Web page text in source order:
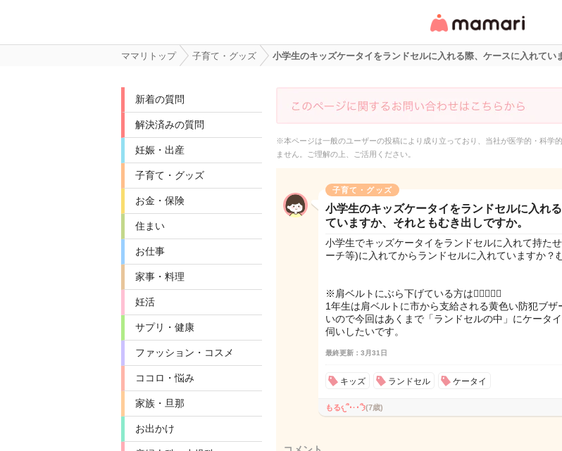
リ・情報サイト
ママリトップ 子育て・グッズ 小学生のキッズケータイをランドセルに入れる際、ケースに入れてい
新着の質問
解決済みの質問
妊娠・出産
子育て・グッズ
お金・保険
住まい
お仕事
家事・料理
妊活
サプリ・健康
ファッション・コスメ
ココロ・悩み
家族・旦那
お出かけ
※本ページは一般のユーザーの投稿により成り立っており、当社が医学的・科学
ません。ご理解の上、ご活用ください。
子育て・グッズ
小学生のキッズケータイをランドセルに入れ
ていますか、それともむき出しですか。
小学生でキッズケータイをランドセルに入れて持た
ーチ等)に入れてからランドセルに入れていますか？
※肩ベルトにぶら下げている方は🙅🏻‍♀️🙇‍♀️
1年生は肩ベルトに市から支給される黄色い防犯ブザ
いので今回はあくまで「ランドセルの中」にケータ
伺いしたいです。
最終更新：3月31日
キッズ ランドセル ケータイ
もる𐔌՞･·･՞𐦯 (7歳)